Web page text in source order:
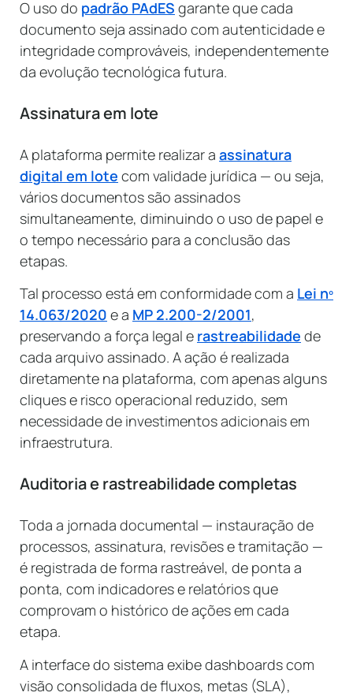
O uso do padrão PAdES garante que cada
documento seja assinado com autenticidade e
integridade comprováveis, independentemente
da evolução tecnológica futura.
Assinatura em lote
A plataforma permite realizar a assinatura
digital em lote com validade jurídica — ou seja,
vários documentos são assinados
simultaneamente, diminuindo o uso de papel e
o tempo necessário para a conclusão das
etapas.
Tal processo está em conformidade com a Lei nº
14.063/2020 e a MP 2.200-2/2001,
preservando a força legal e rastreabilidade de
cada arquivo assinado. A ação é realizada
diretamente na plataforma, com apenas alguns
cliques e risco operacional reduzido, sem
necessidade de investimentos adicionais em
infraestrutura.
Auditoria e rastreabilidade completas
Toda a jornada documental — instauração de
processos, assinatura, revisões e tramitação —
é registrada de forma rastreável, de ponta a
ponta, com indicadores e relatórios que
comprovam o histórico de ações em cada
etapa.
A interface do sistema exibe dashboards com
visão consolidada de fluxos, metas (SLA),